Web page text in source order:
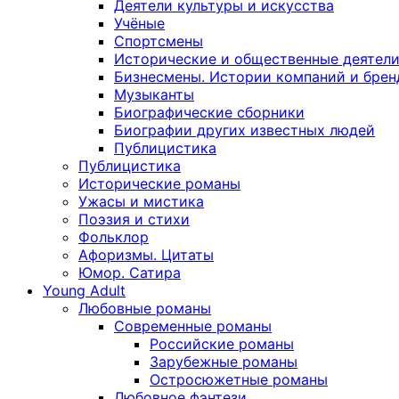
Деятели культуры и искусства
Учёные
Спортсмены
Исторические и общественные деятели
Бизнесмены. Истории компаний и
Музыканты
Биографические сборники
Биографии других известных людей
Публицистика
Публицистика
Исторические романы
Ужасы и мистика
Поэзия и стихи
Фольклор
Афоризмы. Цитаты
Юмор. Сатира
Young Adult
Любовные романы
Современные романы
Российские романы
Зарубежные романы
Остросюжетные романы